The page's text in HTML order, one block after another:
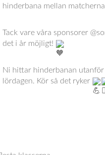
hinderbana mellan
Tack vare våra sponsorer
det i år möjligt!
Ni hittar hinderbanan
lördagen. Kör så det ryker